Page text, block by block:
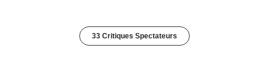
33 Critiques Spectateurs